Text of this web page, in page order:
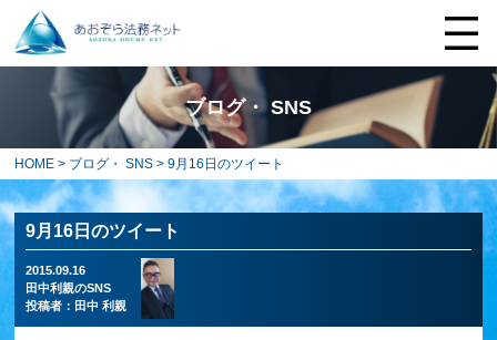
ブログ・ SNS
HOME > ブログ・ SNS > 9月16日のツイート
9月16日のツイート
2015.09.16
田中利親のSNS
投稿者： 田中 利親